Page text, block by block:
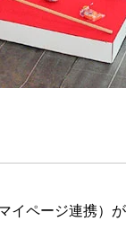
ページ連携）が